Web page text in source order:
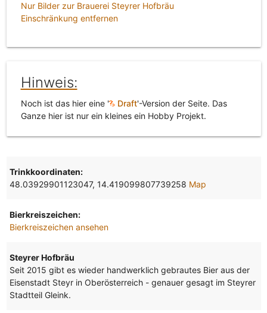
Nur Bilder zur Brauerei Steyrer Hofbräu
Einschränkung entfernen
Hinweis:
Noch ist das hier eine ' Draft'-Version der Seite. Das
Ganze hier ist nur ein kleines ein Hobby Projekt.
Trinkkoordinaten:
48.03929901123047, 14.419099807739258 Map
Bierkreiszeichen:
Bierkreiszeichen ansehen
Steyrer Hofbräu
Seit 2015 gibt es wieder handwerklich gebrautes Bier aus der
Eisenstadt Steyr in Oberösterreich - genauer gesagt im Steyrer
Stadtteil Gleink.